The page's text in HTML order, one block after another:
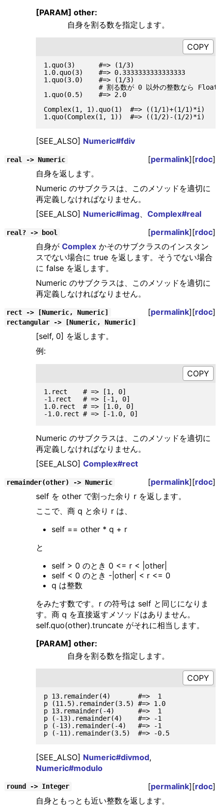
[PARAM] other:
自身を割る数を指定します。
1.quo(3)      #=> (1/3)
1.0.quo(3)    #=> 0.3333333333333333
1.quo(3.0)    #=> (1/3)
# 割る数が 0 以外の整数なら Float
1.quo(0.5)    #=> 2.0
Complex(1, 1).quo(1)  #=> ((1/1)+(1/1)*i)
[SEE_ALSO] Numeric#fdiv
real -> Numeric [permalink][rdoc]
自身を返します。
Numeric のサブクラスは、このメソッドを適切に
再定義しなければなりません。
[SEE_ALSO] Numeric#imag、 Complex#real
real? -> bool [permalink][rdoc]
自身が Complexかそのサブクラスのインスタン
スでない場合に true を返します。そうでない場合
に false を返します。
Numeric のサブクラスは、このメソッドを適切に
再定義しなければなりません。
rect -> [Numeric, Numeric] [permalink][rdoc]
rectangular -> [Numeric, Numeric]
[self, 0] を返します。
例:
1.rect    # => [1, 0]
-1.rect   # => [-1, 0]
1.0.rect  # => [1.0, 0]
Numeric のサブクラスは、このメソッドを適切に
再定義しなければなりません。
[SEE_ALSO] Complex#rect
remainder(other) -> Numeric [permalink][rdoc]
self を other で割った余り r を返します。
ここで、商 q と余り r は、
self == other * q + r
と
self > 0 のとき 0 <= r < |other|
self < 0 のとき -|other| < r <= 0
q は整数
をみたす数です。r の符号は self と同じになりま
す。商 q を直接返すメソッドはありません。
self.quo(other).truncate がそれに相当します。
[PARAM] other:
自身を割る数を指定します。
p 13.remainder(4)       #=>  1
p (11.5).remainder(3.5) #=> 1.0
p 13.remainder(-4)      #=>  1
p (-13).remainder(4)    #=> -1
p (-13).remainder(-4)   #=> -1
p (-11).remainder(3.5)  #=> -0.5
[SEE_ALSO] Numeric#divmod,
Numeric#modulo
round -> Integer [permalink][rdoc]
自身ともっとも近い整数を返します。